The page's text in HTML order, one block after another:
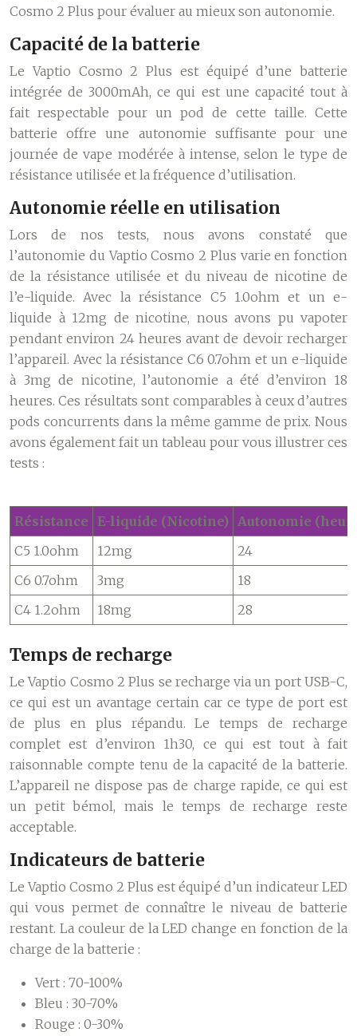
Cosmo 2 Plus pour évaluer au mieux son autonomie.
Capacité de la batterie
Le Vaptio Cosmo 2 Plus est équipé d’une batterie
intégrée de 3000mAh, ce qui est une capacité tout à
fait respectable pour un pod de cette taille. Cette
batterie offre une autonomie suffisante pour une
journée de vape modérée à intense, selon le type de
résistance utilisée et la fréquence d’utilisation.
Autonomie réelle en utilisation
Lors de nos tests, nous avons constaté que
l’autonomie du Vaptio Cosmo 2 Plus varie en fonction
de la résistance utilisée et du niveau de nicotine de
l’e-liquide. Avec la résistance C5 1.0ohm et un e-
liquide à 12mg de nicotine, nous avons pu vapoter
pendant environ 24 heures avant de devoir recharger
l’appareil. Avec la résistance C6 0.7ohm et un e-liquide
à 3mg de nicotine, l’autonomie a été d’environ 18
heures. Ces résultats sont comparables à ceux d’autres
pods concurrents dans la même gamme de prix. Nous
avons également fait un tableau pour vous illustrer ces
tests :
Résistance E-liquide (Nicotine) Autonomie
C5 1.0ohm
12mg
24
C6 0.7ohm
3mg
18
C4 1.2ohm
18mg 28
Temps de recharge
Le Vaptio Cosmo 2 Plus se recharge via un port USB-C,
ce qui est un avantage certain car ce type de port est
de plus en plus répandu. Le temps de recharge
complet est d’environ 1h30, ce qui est tout à fait
raisonnable compte tenu de la capacité de la batterie.
L’appareil ne dispose pas de charge rapide, ce qui est
un petit bémol, mais le temps de recharge reste
acceptable.
Indicateurs de batterie
Le Vaptio Cosmo 2 Plus est équipé d’un indicateur LED
qui vous permet de connaître le niveau de batterie
restant. La couleur de la LED change en fonction de la
charge de la batterie :
Vert : 70-100%
Bleu : 30-70%
Rouge : 0-30%